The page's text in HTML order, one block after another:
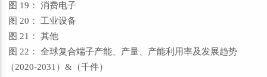
图 19： 消费电子
图 20： 工业设备
图 21： 其他
图 22： 全球复合端子产能、产量、产能利用率及发展趋势
（2020-2031）&（千件）